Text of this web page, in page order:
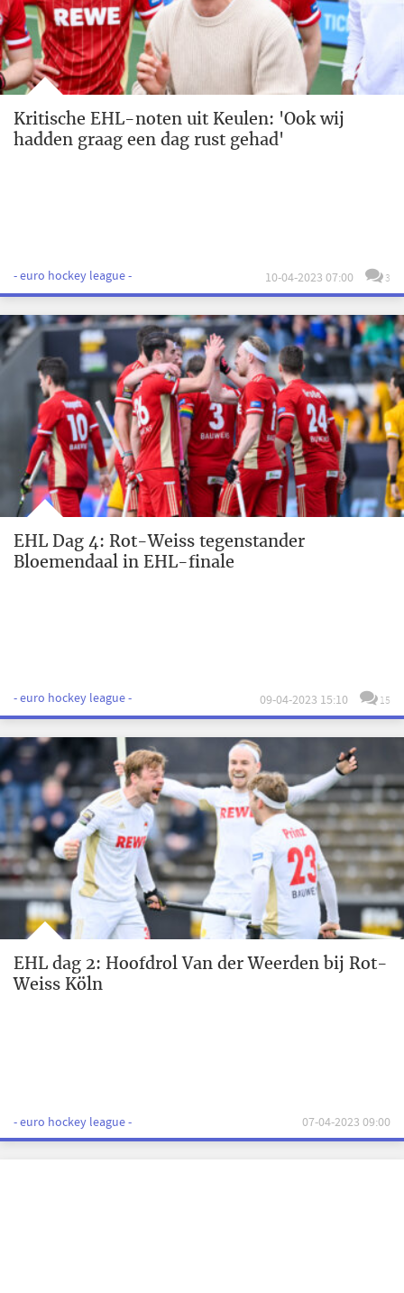
Kritische EHL-noten uit Keulen: 'Ook wij
hadden graag een dag rust gehad'
- euro hockey league - 10-04-2023 07:00 3
EHL Dag 4: Rot-Weiss tegenstander
Bloemendaal in EHL-finale
- euro hockey league - 09-04-2023 15:10 15
EHL dag 2: Hoofdrol Van der Weerden bij Rot-
Weiss Köln
- euro hockey league - 07-04-2023 09:00